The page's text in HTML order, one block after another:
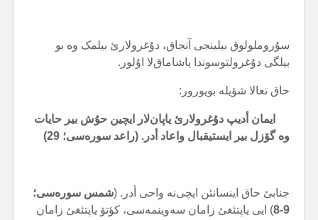
سۇروملولوق بیلینجی آنجاق، دۇغرولارئ بیلمک وە بو
بیلگی دۇغرولتوسوندا یاشاماق‌لا اۇلور.
حاق تعالا شؤیلە بویورور:
ایمان أدیپ دۇغرولارئ یاپان‌لار ایچین حۇش بیر حایات
وە گۆزل بیر ایستیقبال واعاد أدر. (راعد سورەسی؛ 29)
جنابئ حاق اینسانئن ایچی‌نە واحی أدر. (شمس سورەسی؛
9-8
) ایی یاپتئغئ زامان سەوینمەسی، کؤتۆ یاپتئغئ زامان